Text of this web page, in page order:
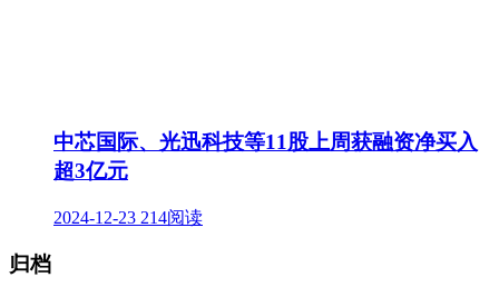
中芯国际、光迅科技等11股上周获融资净买入
超3亿元
2024-12-23 214阅读
归档